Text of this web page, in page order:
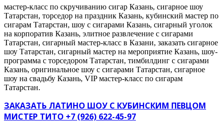
мастер-класс по скручиванию сигар Казань, сигарное шоу
Татарстан, торседор на праздник Казань, кубинский мастер по
сигарам Татарстан, шоу с сигарами Казань, сигарный уголок
на корпоратив Казань, элитное развлечение с сигарами
Татарстан, сигарный мастер-класс в Казани, заказать сигарное
шоу Татарстан, сигарный мастер на мероприятие Казань, шоу-
программа с торседором Татарстан, тимбилдинг с сигарами
Казань, оригинальное шоу с сигарами Татарстан, сигарное
шоу на свадьбу Казань, VIP мастер-класс по сигарам
Татарстан.
ЗАКАЗАТЬ ЛАТИНО ШОУ С КУБИНСКИМ ПЕВЦОМ
МИСТЕР ТИТО ‍+7 (926) 622-45-97